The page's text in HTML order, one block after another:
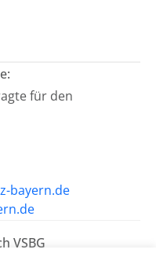
für den
bayern.de
VSBG